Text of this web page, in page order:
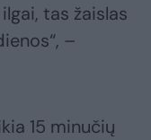
tas žaislas
–
15 minučių